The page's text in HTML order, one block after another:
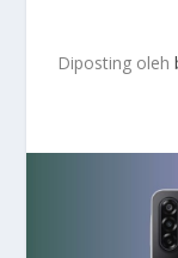
Diposting oleh